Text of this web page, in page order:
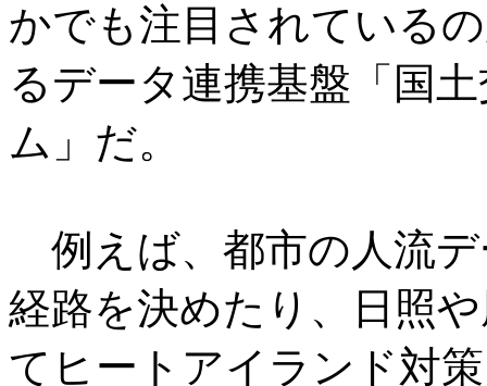
かでも注目されている
るデータ連携基盤「国
ム」だ。
例えば、都市の人流
経路を決めたり、日照
てヒートアイランド対